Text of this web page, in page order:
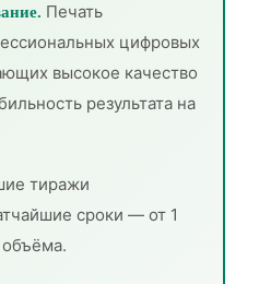
Печать
цифровых
высокое качество
результата на
тиражи
сроки — от 1
объёма.